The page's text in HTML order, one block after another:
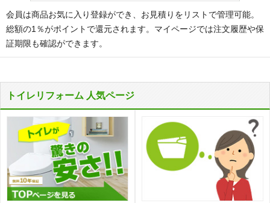
会員は商品お気に入り登録ができ、お見積りをリストで管理可能。
総額の1％がポイントで還元されます。マイページでは注文履歴や保
証期限も確認ができます。
トイレリフォーム 人気ページ